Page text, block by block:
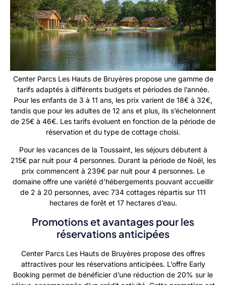
Center Parcs Les Hauts de Bruyères propose une gamme de
tarifs adaptés à différents budgets et périodes de l’année.
Pour les enfants de 3 à 11 ans, les prix varient de 18€ à 32€,
tandis que pour les adultes de 12 ans et plus, ils s’échelonnent
de 25€ à 46€. Les tarifs évoluent en fonction de la période de
réservation et du type de cottage choisi.
Pour les vacances de la Toussaint, les séjours débutent à
215€ par nuit pour 4 personnes. Durant la période de Noël, les
prix commencent à 239€ par nuit pour 4 personnes. Le
domaine offre une variété d’hébergements pouvant accueillir
de 2 à 20 personnes, avec 734 cottages répartis sur 111
hectares de forêt et 17 hectares d’eau.
Promotions et avantages pour les
réservations anticipées
Center Parcs Les Hauts de Bruyères propose des offres
attractives pour les réservations anticipées. L’offre Early
Booking permet de bénéficier d’une réduction de 20% sur le